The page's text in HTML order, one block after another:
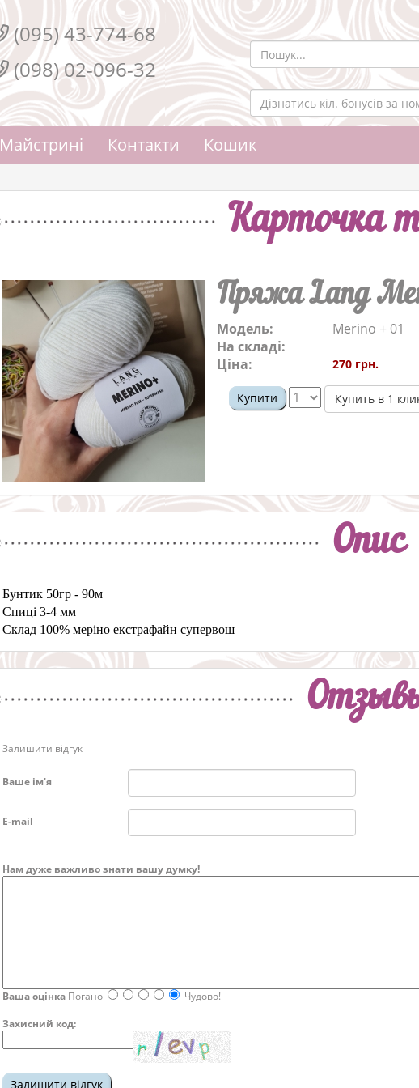
(095) 43-774-68
(098) 02-096-32
Майстрині Контакти Кошик
Карточка
Пряжа Lang
Модель:
Merino + 01
На складі:
Ціна:
270 грн.
Купити Купить в 1
Опис
Бунтик 50гр - 90м
Спиці 3-4 мм
Склад 100% меріно екстрафайн супервош
Залишити відгук
Ваше ім'я
E-mail
Нам дуже важливо знати вашу думку!
Ваша оцінка Погано
Чудово!
Захисний код: